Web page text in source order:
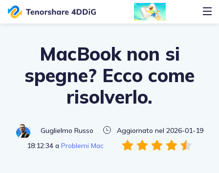
MacBook non si
spegne? Ecco come
risolverlo.
Guglielmo Russo
Aggiornato nel 2026-01-19
18:12:34 a Problemi Mac